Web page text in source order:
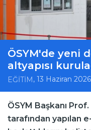
ÖSYM'de yeni
altyapısı
EĞİTİM , 13 Haziran
ÖSYM Başkanı
tarafından yapılan